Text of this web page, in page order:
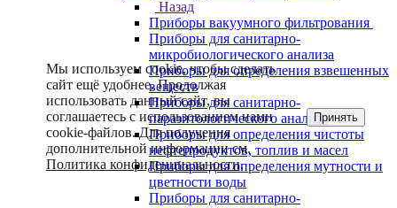
Назад
Приборы вакуумного фильтрования
Приборы для санитарно-
микробиологического анализа
Приборы для определения взвешенных
веществ
Приборы для санитарно-
паразитологического анализа
Приборы для определения чистоты
нефтепродуктов, топлив и масел
Приборы для определения мутности и
цветности воды
Приборы для санитарно-
Мы используем cookie, чтобы сделать
сайт ещё удобнее. Продолжая
использовать данный сайт, вы
соглашаетесь с использованием нами
cookie-файлов. Для получения
дополнительной информации см.
Политика конфиденциальности.
Принять